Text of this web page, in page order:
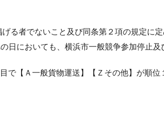
る者でないこと及び同条第２項の規定に定
日においても、横浜市一般競争参加停止
【Ａ一般貨物運送】【Ｚその他】が順位